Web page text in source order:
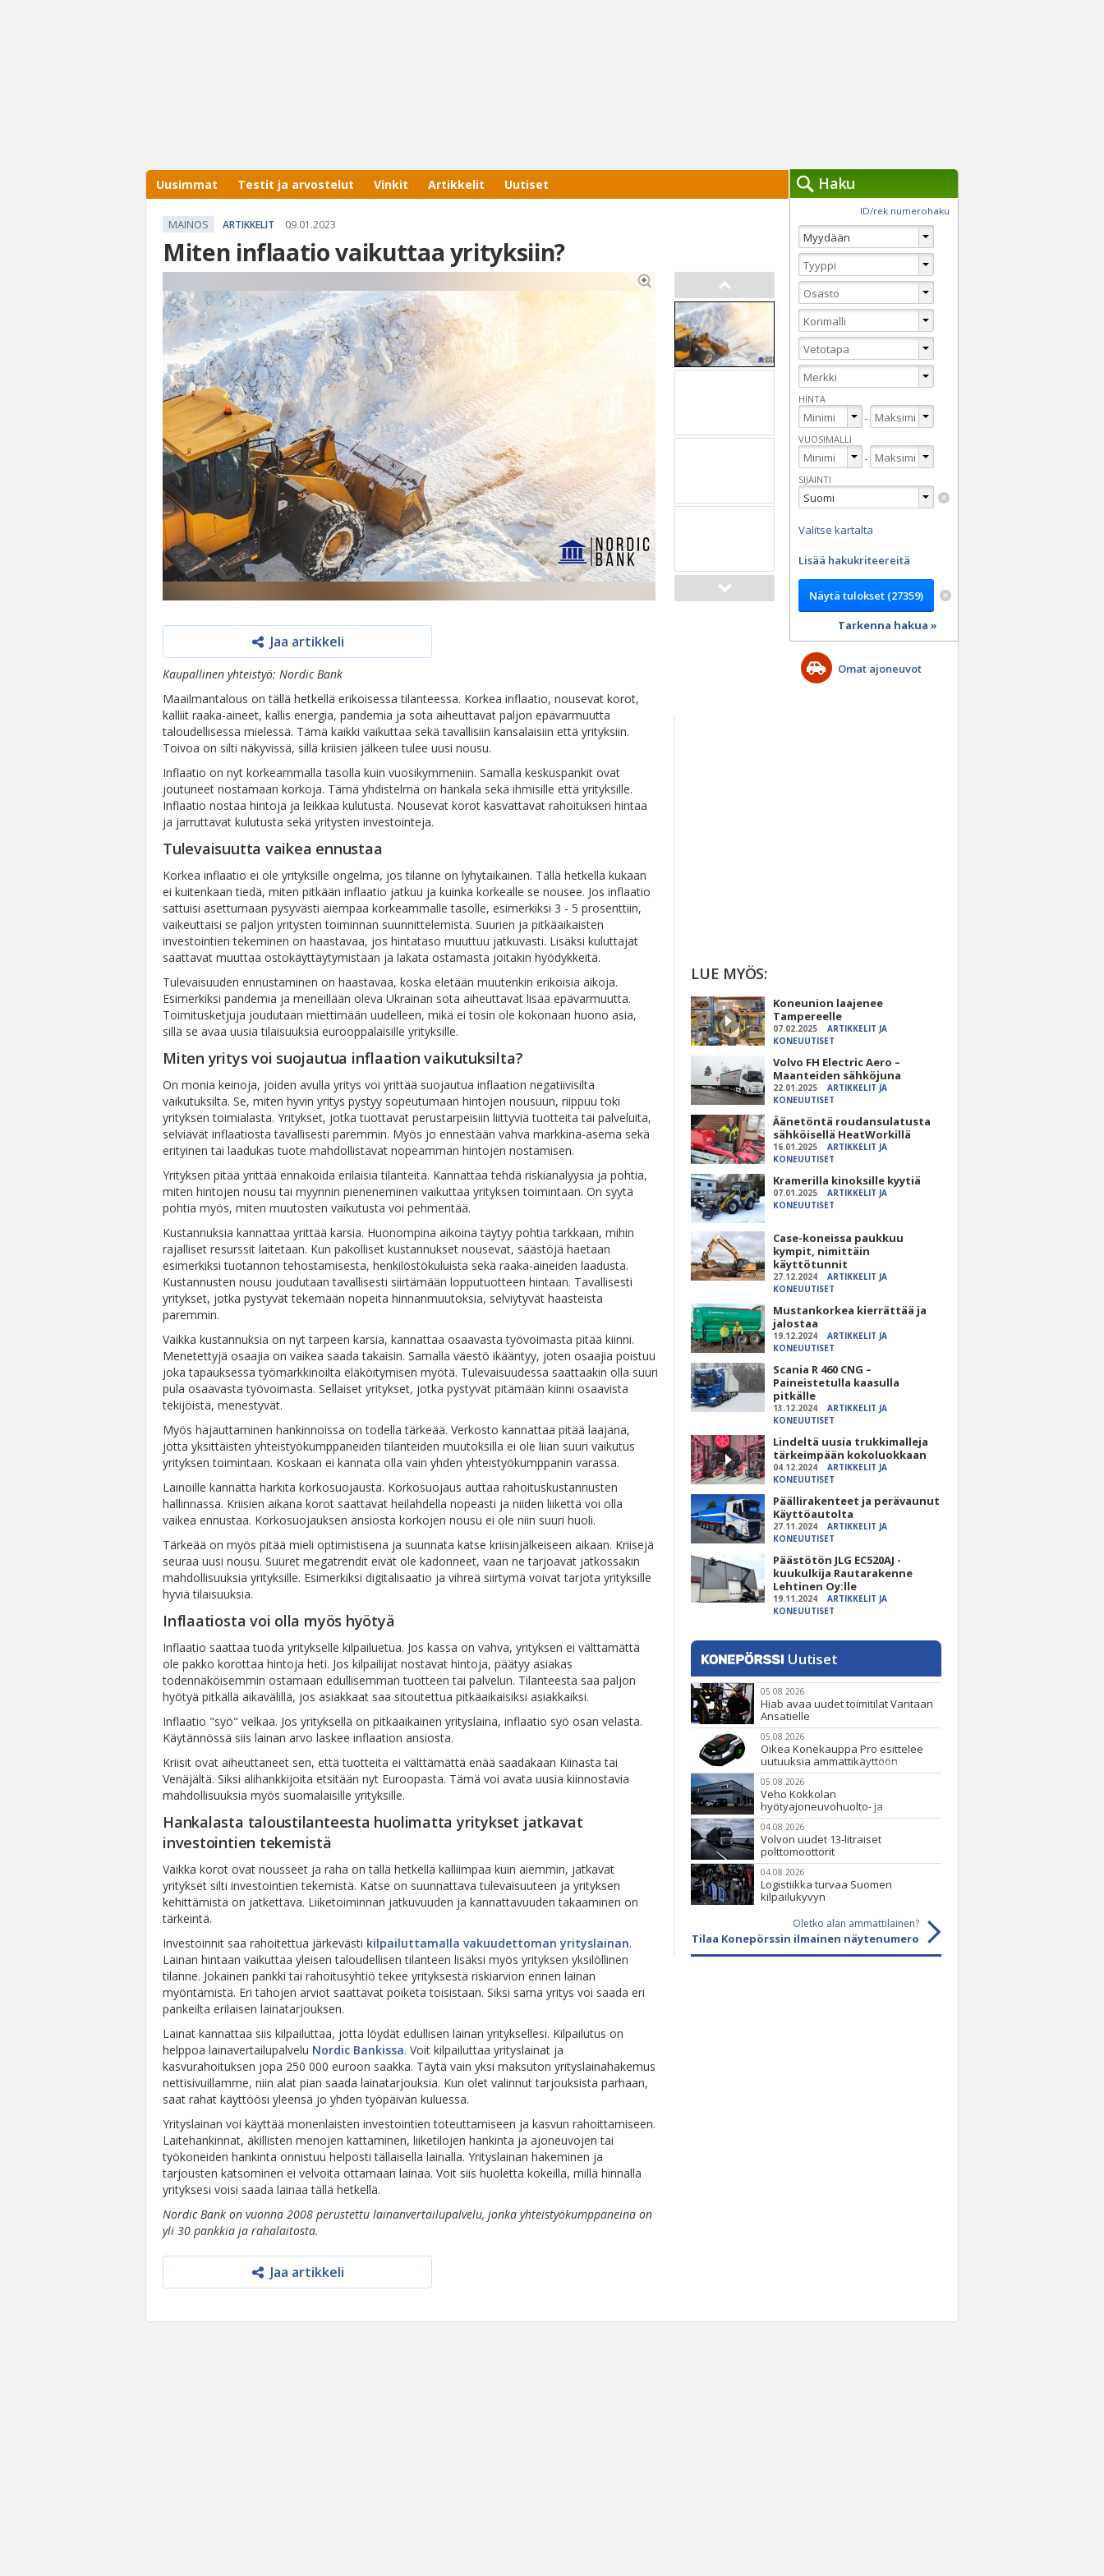
Uusimmat Testit ja arvostelut Vinkit Artikkelit Uutiset
MAINOS ARTIKKELIT 09.01.2023
Miten inflaatio vaikuttaa yrityksiin?
Jaa artikkeli
Kaupallinen yhteistyö: Nordic Bank
Maailmantalous on tällä hetkellä erikoisessa tilanteessa. Korkea inflaatio, nousevat korot,
kalliit raaka-aineet, kallis energia, pandemia ja sota aiheuttavat paljon epävarmuutta
taloudellisessa mielessä. Tämä kaikki vaikuttaa sekä tavallisiin kansalaisiin että yrityksiin.
Toivoa on silti näkyvissä, sillä kriisien jälkeen tulee uusi nousu.
Inflaatio on nyt korkeammalla tasolla kuin vuosikymmeniin. Samalla keskuspankit ovat
joutuneet nostamaan korkoja. Tämä yhdistelmä on hankala sekä ihmisille että yrityksille.
Inflaatio nostaa hintoja ja leikkaa kulutusta. Nousevat korot kasvattavat rahoituksen hintaa
ja jarruttavat kulutusta sekä yritysten investointeja.
Tulevaisuutta vaikea ennustaa
Korkea inflaatio ei ole yrityksille ongelma, jos tilanne on lyhytaikainen. Tällä hetkellä kukaan
ei kuitenkaan tiedä, miten pitkään inflaatio jatkuu ja kuinka korkealle se nousee. Jos inflaatio
sattuisi asettumaan pysyvästi aiempaa korkeammalle tasolle, esimerkiksi 3 - 5 prosenttiin,
vaikeuttaisi se paljon yritysten toiminnan suunnittelemista. Suurien ja pitkäaikaisten
investointien tekeminen on haastavaa, jos hintataso muuttuu jatkuvasti. Lisäksi kuluttajat
saattavat muuttaa ostokäyttäytymistään ja lakata ostamasta joitakin hyödykkeitä.
Tulevaisuuden ennustaminen on haastavaa, koska eletään muutenkin erikoisia aikoja.
Esimerkiksi pandemia ja meneillään oleva Ukrainan sota aiheuttavat lisää epävarmuutta.
Toimitusketjuja joudutaan miettimään uudelleen, mikä ei tosin ole kokonaan huono asia,
sillä se avaa uusia tilaisuuksia eurooppalaisille yrityksille.
Miten yritys voi suojautua inflaation vaikutuksilta?
On monia keinoja, joiden avulla yritys voi yrittää suojautua inflaation negatiivisilta
vaikutuksilta. Se, miten hyvin yritys pystyy sopeutumaan hintojen nousuun, riippuu toki
yrityksen toimialasta. Yritykset, jotka tuottavat perustarpeisiin liittyviä tuotteita tai palveluita,
selviävät inflaatiosta tavallisesti paremmin. Myös jo ennestään vahva markkina-asema sekä
erityinen tai laadukas tuote mahdollistavat nopeamman hintojen nostamisen.
Yrityksen pitää yrittää ennakoida erilaisia tilanteita. Kannattaa tehdä riskianalyysia ja pohtia,
miten hintojen nousu tai myynnin pieneneminen vaikuttaa yrityksen toimintaan. On syytä
pohtia myös, miten muutosten vaikutusta voi pehmentää.
Kustannuksia kannattaa yrittää karsia. Huonompina aikoina täytyy pohtia tarkkaan, mihin
rajalliset resurssit laitetaan. Kun pakolliset kustannukset nousevat, säästöjä haetaan
esimerkiksi tuotannon tehostamisesta, henkilöstökuluista sekä raaka-aineiden laadusta.
Kustannusten nousu joudutaan tavallisesti siirtämään lopputuotteen hintaan. Tavallisesti
yritykset, jotka pystyvät tekemään nopeita hinnanmuutoksia, selviytyvät haasteista
paremmin.
Vaikka kustannuksia on nyt tarpeen karsia, kannattaa osaavasta työvoimasta pitää kiinni.
Menetettyjä osaajia on vaikea saada takaisin. Samalla väestö ikääntyy, joten osaajia poistuu
joka tapauksessa työmarkkinoilta eläköitymisen myötä. Tulevaisuudessa saattaakin olla suuri
pula osaavasta työvoimasta. Sellaiset yritykset, jotka pystyvät pitämään kiinni osaavista
tekijöistä, menestyvät.
Myös hajauttaminen hankinnoissa on todella tärkeää. Verkosto kannattaa pitää laajana,
jotta yksittäisten yhteistyökumppaneiden tilanteiden muutoksilla ei ole liian suuri vaikutus
yrityksen toimintaan. Koskaan ei kannata olla vain yhden yhteistyökumppanin varassa.
Lainoille kannatta harkita korkosuojausta. Korkosuojaus auttaa rahoituskustannusten
hallinnassa. Kriisien aikana korot saattavat heilahdella nopeasti ja niiden liikettä voi olla
vaikea ennustaa. Korkosuojauksen ansiosta korkojen nousu ei ole niin suuri huoli.
Tärkeää on myös pitää mieli optimistisena ja suunnata katse kriisinjälkeiseen aikaan. Kriisejä
seuraa uusi nousu. Suuret megatrendit eivät ole kadonneet, vaan ne tarjoavat jatkossakin
mahdollisuuksia yrityksille. Esimerkiksi digitalisaatio ja vihreä siirtymä voivat tarjota yrityksille
hyviä tilaisuuksia.
Inflaatiosta voi olla myös hyötyä
Inflaatio saattaa tuoda yritykselle kilpailuetua. Jos kassa on vahva, yrityksen ei välttämättä
ole pakko korottaa hintoja heti. Jos kilpailijat nostavat hintoja, päätyy asiakas
todennäköisemmin ostamaan edullisemman tuotteen tai palvelun. Tilanteesta saa paljon
hyötyä pitkällä aikavälillä, jos asiakkaat saa sitoutettua pitkäaikaisiksi asiakkaiksi.
Inflaatio "syö" velkaa. Jos yrityksellä on pitkäaikainen yrityslaina, inflaatio syö osan velasta.
Käytännössä siis lainan arvo laskee inflaation ansiosta.
Kriisit ovat aiheuttaneet sen, että tuotteita ei välttämättä enää saadakaan Kiinasta tai
Venäjältä. Siksi alihankkijoita etsitään nyt Euroopasta. Tämä voi avata uusia kiinnostavia
mahdollisuuksia myös suomalaisille yrityksille.
Hankalasta taloustilanteesta huolimatta yritykset jatkavat
investointien tekemistä
Vaikka korot ovat nousseet ja raha on tällä hetkellä kalliimpaa kuin aiemmin, jatkavat
yritykset silti investointien tekemistä. Katse on suunnattava tulevaisuuteen ja yrityksen
kehittämistä on jatkettava. Liiketoiminnan jatkuvuuden ja kannattavuuden takaaminen on
tärkeintä.
Investoinnit saa rahoitettua järkevästi kilpailuttamalla vakuudettoman yrityslainan.
Lainan hintaan vaikuttaa yleisen taloudellisen tilanteen lisäksi myös yrityksen yksilöllinen
tilanne. Jokainen pankki tai rahoitusyhtiö tekee yrityksestä riskiarvion ennen lainan
myöntämistä. Eri tahojen arviot saattavat poiketa toisistaan. Siksi sama yritys voi saada eri
pankeilta erilaisen lainatarjouksen.
Lainat kannattaa siis kilpailuttaa, jotta löydät edullisen lainan yrityksellesi. Kilpailutus on
helppoa lainavertailupalvelu Nordic Bankissa. Voit kilpailuttaa yrityslainat ja
kasvurahoituksen jopa 250 000 euroon saakka. Täytä vain yksi maksuton yrityslainahakemus
nettisivuillamme, niin alat pian saada lainatarjouksia. Kun olet valinnut tarjouksista parhaan,
saat rahat käyttöösi yleensä jo yhden työpäivän kuluessa.
Yrityslainan voi käyttää monenlaisten investointien toteuttamiseen ja kasvun rahoittamiseen.
Laitehankinnat, äkillisten menojen kattaminen, liiketilojen hankinta ja ajoneuvojen tai
työkoneiden hankinta onnistuu helposti tällaisella lainalla. Yrityslainan hakeminen ja
tarjousten katsominen ei velvoita ottamaan lainaa. Voit siis huoletta kokeilla, millä hinnalla
yrityksesi voisi saada lainaa tällä hetkellä.
Nordic Bank on vuonna 2008 perustettu lainanvertailupalvelu, jonka yhteistyökumppaneina on
yli 30 pankkia ja rahalaitosta.
Jaa artikkeli
Haku
ID/rek.numerohaku
HINTA
-
VUOSIMALLI
-
SIJAINTI
Valitse kartalta
Lisää hakukriteereitä
Tarkenna hakua »
Omat ajoneuvot
LUE MYÖS:
Koneunion laajenee
Tampereelle
07.02.2025
ARTIKKELIT JA
KONEUUTISET
Volvo FH Electric Aero –
Maanteiden sähköjuna
22.01.2025
ARTIKKELIT JA
KONEUUTISET
Äänetöntä roudansulatusta
sähköisellä HeatWorkillä
16.01.2025
ARTIKKELIT JA
KONEUUTISET
Kramerilla kinoksille kyytiä
07.01.2025
ARTIKKELIT JA
KONEUUTISET
Case-koneissa paukkuu
kympit, nimittäin
käyttötunnit
27.12.2024
ARTIKKELIT JA
KONEUUTISET
Mustankorkea kierrättää ja
jalostaa
19.12.2024
ARTIKKELIT JA
KONEUUTISET
Scania R 460 CNG –
Paineistetulla kaasulla
pitkälle
13.12.2024
ARTIKKELIT JA
KONEUUTISET
Lindeltä uusia trukkimalleja
tärkeimpään kokoluokkaan
04.12.2024
ARTIKKELIT JA
KONEUUTISET
Päällirakenteet ja perävaunut
Käyttöautolta
27.11.2024
ARTIKKELIT JA
KONEUUTISET
Päästötön JLG EC520AJ -
kuukulkija Rautarakenne
Lehtinen Oy:lle
19.11.2024
ARTIKKELIT JA
KONEUUTISET
Uutiset
05.08.2026
Hiab avaa uudet toimitilat Vantaan
Ansatielle
05.08.2026
Oikea Konekauppa Pro esittelee
uutuuksia ammattikäyttöön
05.08.2026
Veho Kokkolan
hyötyajoneuvohuolto- ja
varaosatoiminnot Q2 Service Oy:lle
lokakuussa
04.08.2026
Volvon uudet 13-litraiset
polttomoottorit
04.08.2026
Logistiikka turvaa Suomen
kilpailukyvyn
Oletko alan ammattilainen?
Tilaa Konepörssin ilmainen näytenumero